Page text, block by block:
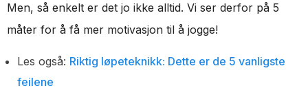
Men, så enkelt er det jo ikke alltid. Vi ser derfor på 5
måter for å få mer motivasjon til å jogge!
Les også: Riktig løpeteknikk: Dette er de 5 vanligste
feilene